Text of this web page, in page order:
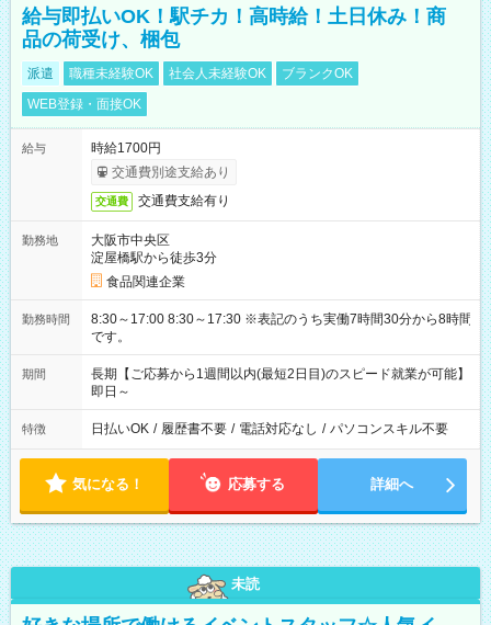
給与即払いOK！駅チカ！高時給！土日休み！商
品の荷受け、梱包
派遣 職種未経験OK 社会人未経験OK
ブランクOK
WEB登録・面接OK
給与
時給1700円
交通費別途支給あり
交通費 交通費支給有り
勤務地
大阪市中央区
淀屋橋駅から徒歩3分
食品関連企業
勤務時間
8:30～17:00 8:30～17:30 ※表記のうち実働7時間30分から8時間
です。
期間
長期【ご応募から1週間以内(最短2日目)のスピード就業が可能】
即日～
特徴 日払いOK / 履歴書不要 / 電話対応なし / パソコンスキル不要
気になる！ 応募する 詳細へ
未読